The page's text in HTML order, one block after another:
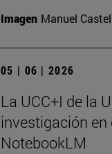
Imagen Manuel
05 | 06 | 2026
La UCC+I de la
investigación
NotebookLM